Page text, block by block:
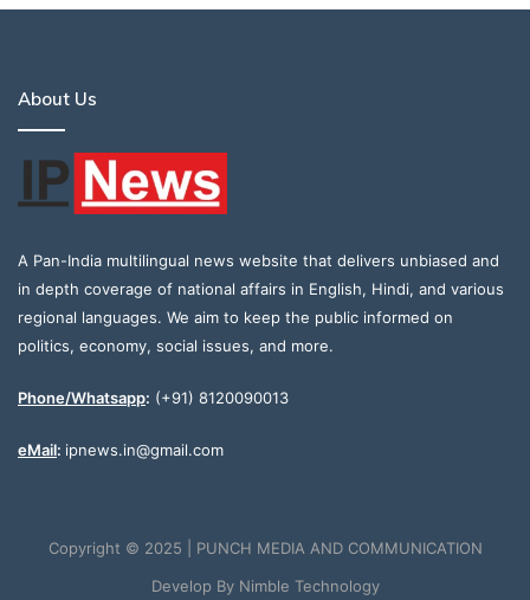
About Us
A Pan-India multilingual news website that delivers unbiased and
in depth coverage of national affairs in English, Hindi, and various
regional languages. We aim to keep the public informed on
politics, economy, social issues, and more.
Phone/Whatsapp: (+91) 8120090013
eMail: ipnews.in@gmail.com
Copyright © 2025 | PUNCH MEDIA AND COMMUNICATION
Develop By Nimble Technology